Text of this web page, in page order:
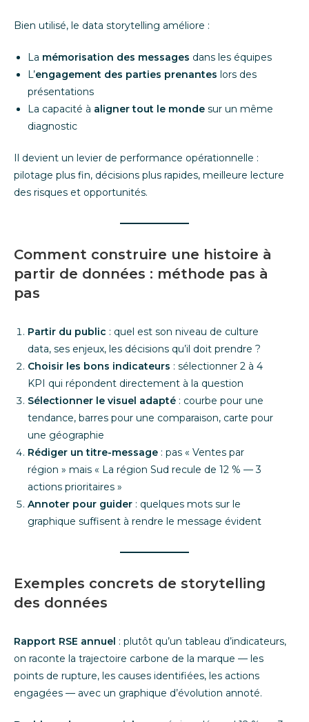
Bien utilisé, le data storytelling améliore :
La mémorisation des messages dans les équipes
L’engagement des parties prenantes lors des
présentations
La capacité à aligner tout le monde sur un même
diagnostic
Il devient un levier de performance opérationnelle :
pilotage plus fin, décisions plus rapides, meilleure lecture
des risques et opportunités.
Comment construire une histoire à
partir de données : méthode pas à
pas
Partir du public : quel est son niveau de culture
data, ses enjeux, les décisions qu’il doit prendre ?
Choisir les bons indicateurs : sélectionner 2 à 4
KPI qui répondent directement à la question
Sélectionner le visuel adapté : courbe pour une
tendance, barres pour une comparaison, carte pour
une géographie
Rédiger un titre-message : pas « Ventes par
région » mais « La région Sud recule de 12 % — 3
actions prioritaires »
Annoter pour guider : quelques mots sur le
graphique suffisent à rendre le message évident
Exemples concrets de storytelling
des données
Rapport RSE annuel : plutôt qu’un tableau d’indicateurs,
on raconte la trajectoire carbone de la marque — les
points de rupture, les causes identifiées, les actions
engagées — avec un graphique d’évolution annoté.